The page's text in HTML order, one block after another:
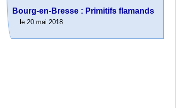
Bourg-en-Bresse : Primitifs flamands
le 20 mai 2018